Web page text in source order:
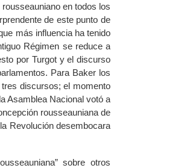
en todos los
de este punto de
más influencia ha tenido
Régimen se reduce a
por Turgot y el discurso
Para Baker los
discursos; el momento
Asamblea Nacional votó a
rousseauniana de
Revolución desembocara
sobre otros